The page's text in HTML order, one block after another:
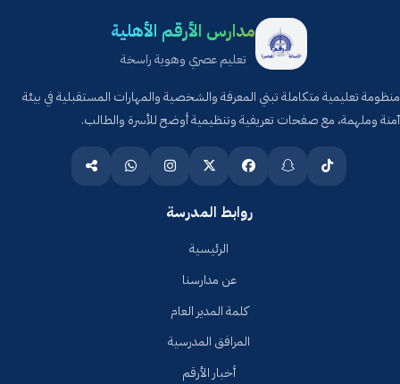
مدارس الأرقم الأهلية
تعليم عصري وهوية راسخة
منظومة تعليمية متكاملة تبني المعرفة والشخصية والمهارات المستقبلية في بيئة
آمنة وملهمة، مع صفحات تعريفية وتنظيمية أوضح للأسرة والطالب.
روابط المدرسة
الرئيسية
عن مدارسنا
كلمة المدير العام
المرافق المدرسية
أخبار الأرقم